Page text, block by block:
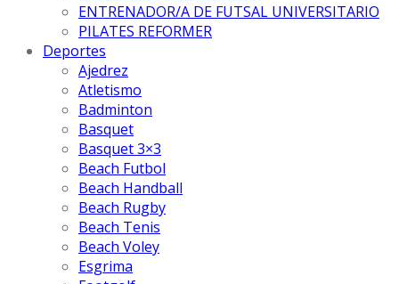
ENTRENADOR/A DE FUTSAL UNIVERSITARIO
PILATES REFORMER
Deportes
Ajedrez
Atletismo
Badminton
Basquet
Basquet 3×3
Beach Futbol
Beach Handball
Beach Rugby
Beach Tenis
Beach Voley
Esgrima